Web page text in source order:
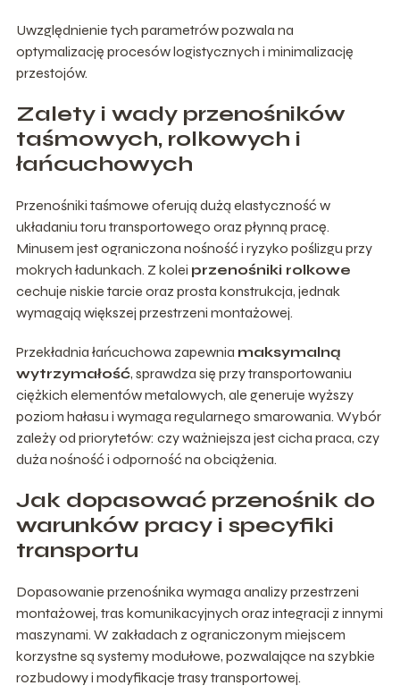
Uwzględnienie tych parametrów pozwala na
optymalizację procesów logistycznych i minimalizację
przestojów.
Zalety i wady przenośników
taśmowych, rolkowych i
łańcuchowych
Przenośniki taśmowe oferują dużą elastyczność w
układaniu toru transportowego oraz płynną pracę.
Minusem jest ograniczona nośność i ryzyko poślizgu przy
mokrych ładunkach. Z kolei przenośniki rolkowe
cechuje niskie tarcie oraz prosta konstrukcja, jednak
wymagają większej przestrzeni montażowej.
Przekładnia łańcuchowa zapewnia maksymalną
wytrzymałość, sprawdza się przy transportowaniu
ciężkich elementów metalowych, ale generuje wyższy
poziom hałasu i wymaga regularnego smarowania. Wybór
zależy od priorytetów: czy ważniejsza jest cicha praca, czy
duża nośność i odporność na obciążenia.
Jak dopasować przenośnik do
warunków pracy i specyfiki
transportu
Dopasowanie przenośnika wymaga analizy przestrzeni
montażowej, tras komunikacyjnych oraz integracji z innymi
maszynami. W zakładach z ograniczonym miejscem
korzystne są systemy modułowe, pozwalające na szybkie
rozbudowy i modyfikacje trasy transportowej.